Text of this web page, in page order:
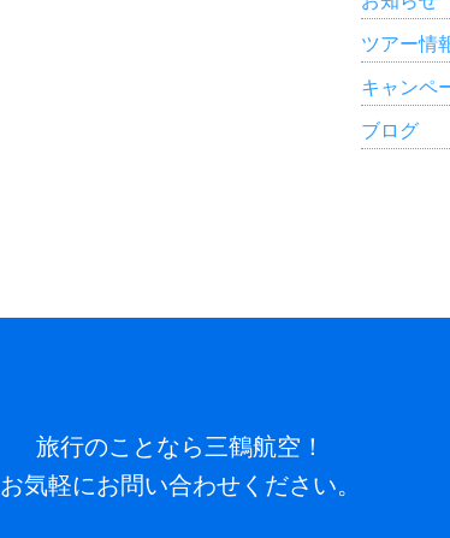
ツアー情
キャンペ
ブログ
旅行のことなら三鶴航空！
お気軽にお問い合わせください。